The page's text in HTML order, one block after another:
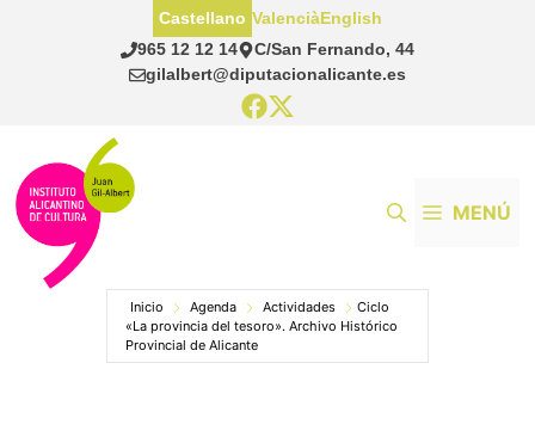
965 12 12 14
C/San Fernando, 44
gilalbert@diputacionalicante.es
Castellano ValenciàEnglish
MENÚ
Inicio Agenda Actividades
Ciclo
«La provincia del tesoro». Archivo Histórico
Provincial de Alicante